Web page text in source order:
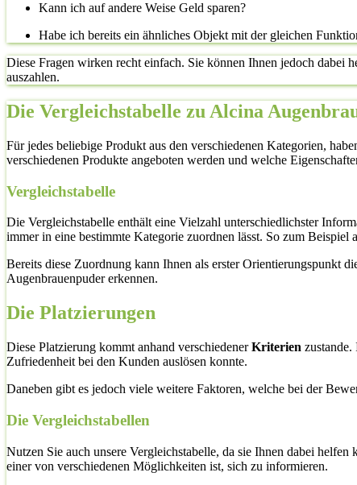
Kann ich auf andere Weise Geld sparen?
Habe ich bereits ein ähnliches Objekt mit der gleichen
Diese Fragen wirken recht einfach. Sie können Ihnen jedoch dabei
auszahlen.
Die Vergleichstabelle zu Alcina
Für jedes beliebige Produkt aus den verschiedenen Kategorien,
verschiedenen Produkte angeboten werden und welche
Vergleichstabelle
Die Vergleichstabelle enthält eine Vielzahl unterschiedlichster
immer in eine bestimmte Kategorie zuordnen lässt. So zum
Bereits diese Zuordnung kann Ihnen als erster Orientierungspunkt
Augenbrauenpuder erkennen.
Die Platzierungen
Diese Platzierung kommt anhand verschiedenerKriterien
Zufriedenheit bei den Kunden auslösen konnte.
Daneben gibt es jedoch viele weitere Faktoren, welche bei der
Die Vergleichstabellen
Nutzen Sie auch unsere Vergleichstabelle, da sie Ihnen dabei
einer von verschiedenen Möglichkeiten ist, sich zu informieren.